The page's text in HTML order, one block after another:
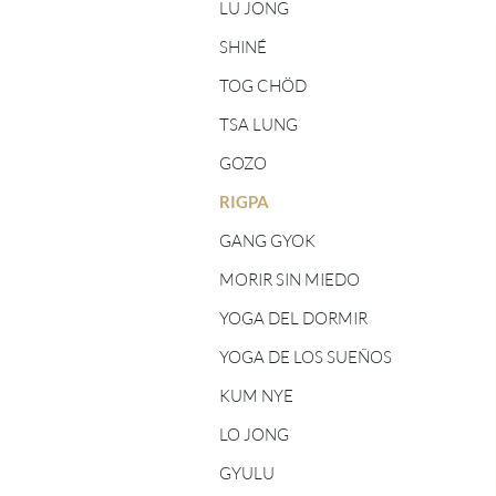
CINCO ELEMENTOS -
PROFESORES/AS
SHINÉ - PROFESORES/AS
TSA LUNG - PROFESORES/AS
LU JONG
SHINÉ
TOG CHÖD
TSA LUNG
GOZO
RIGPA
GANG GYOK
MORIR SIN MIEDO
YOGA DEL DORMIR
YOGA DE LOS SUEÑOS
KUM NYE
LO JONG
GYULU